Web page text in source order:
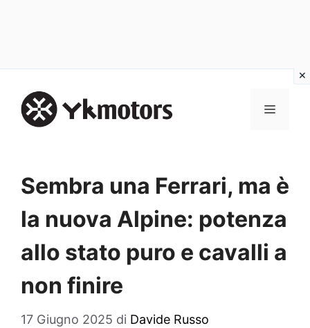
contenuto
MENU
Sembra una Ferrari, ma è
la nuova Alpine: potenza
allo stato puro e cavalli a
non finire
17 Giugno 2025 di Davide Russo